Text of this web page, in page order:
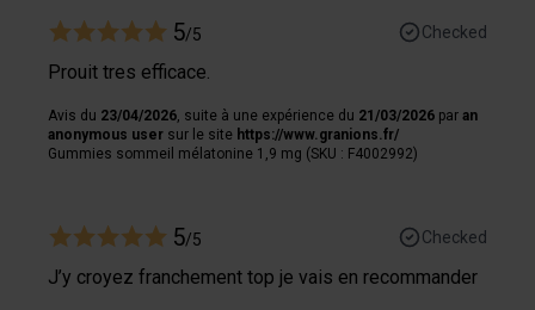
5/5 Checked
Prouit tres efficace.
Avis du 23/04/2026 , suite à une expérience du 21/03/2026 par an
anonymous user sur le site https://www.granions.fr/
Gummies sommeil mélatonine 1,9 mg (SKU : F4002992)
5/5 Checked
J’y croyez franchement top je vais en recommander